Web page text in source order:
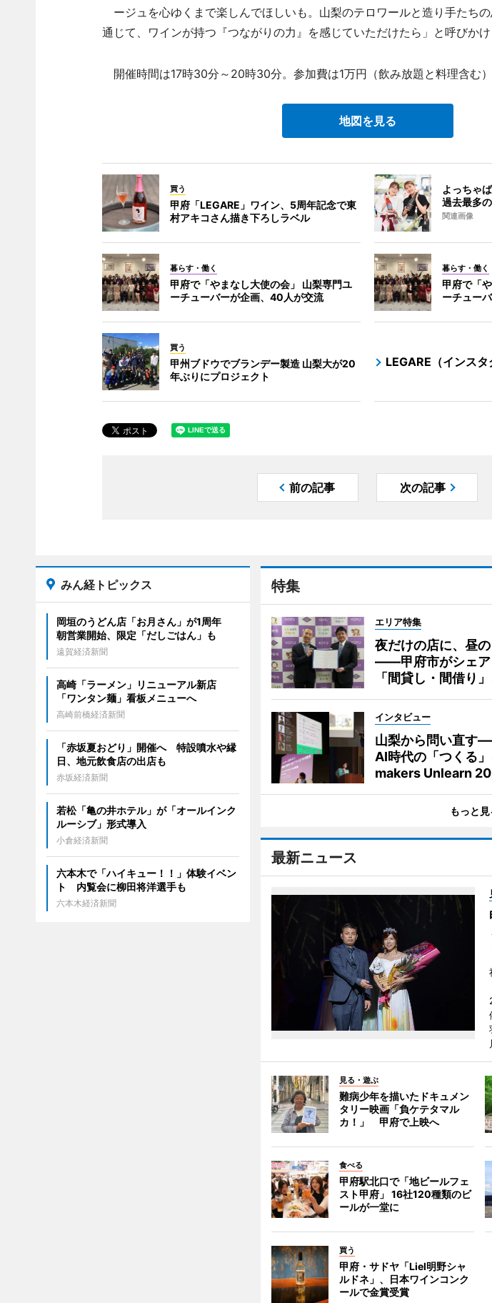
ージュを心ゆくまで楽しんでほしいも。山梨のテロワールと造り手たち
通じて、ワインが持つ『つながりの力』を感じていただけたら」と呼びかけ
開催時間は17時30分～20時30分。参加費は1万円（飲み放題と料理含む）
地図を見る
買う
甲府「LEGARE」ワイン、5周年記念で東
村アキコさん描き下ろしラベル
よっちゃ
過去最多
関連画像
暮らす・働く
甲府で「やまなし大使の会」 山梨専門ユ
ーチューバーが企画、40人が交流
暮らす・働く
甲府で「
ーチュー
買う
甲州ブドウでブランデー製造 山梨大が20
年ぶりにプロジェクト
LEGARE（インスタ
前の記事 次の記事
特集
エリア特集
夜だけの店に、昼
――甲府市がシェア
「間貸し・間借り
インタビュー
山梨から問い直す
AI時代の「つくる
makers Unlearn
もっと見
最新ニュース
見る・遊ぶ
難病少年を描いたドキュメン
タリー映画「負ケテタマル
カ！」 甲府で上映へ
食べる
甲府駅北口で「地ビールフェ
スト甲府」 16社120種類のビ
ールが一堂に
買う
甲府・サドヤ「Liel明野シャ
ルドネ」、日本ワインコンク
ールで金賞受賞
みん経トピックス
岡垣のうどん店「お月さん」が1周年
朝営業開始、限定「だしごはん」も
遠賀経済新聞
高崎「ラーメン」リニューアル新店
「ワンタン麺」看板メニューへ
高崎前橋経済新聞
「赤坂夏おどり」開催へ 特設噴水や縁
日、地元飲食店の出店も
赤坂経済新聞
若松「亀の井ホテル」が「オールインク
ルーシブ」形式導入
小倉経済新聞
六本木で「ハイキュー！！」体験イベン
ト 内覧会に柳田将洋選手も
六本木経済新聞